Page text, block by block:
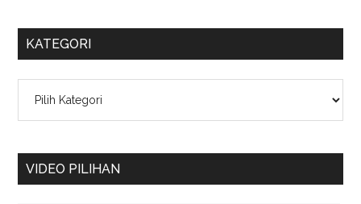
KATEGORI
VIDEO PILIHAN